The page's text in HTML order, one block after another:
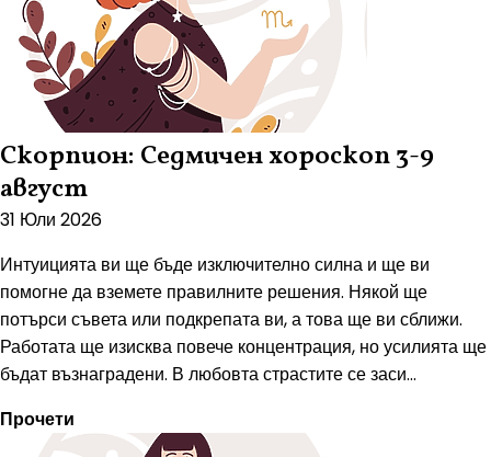
Скорпион: Седмичен хороскоп 3-9
август
31 Юли 2026
Интуицията ви ще бъде изключително силна и ще ви
помогне да вземете правилните решения. Някой ще
потърси съвета или подкрепата ви, а това ще ви сближи.
Работата ще изисква повече концентрация, но усилията ще
бъдат възнаградени. В любовта страстите се заси...
Прочети